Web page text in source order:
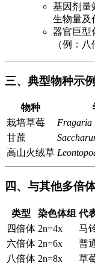
基因剂量
生物量及
器官巨型
（例：
三、典型物种示例
物种
栽培草莓
Fragaria
甘蔗
高山火绒草
四、与其他多倍
类型 染色体组 代
四倍体 2n=4x 马
六倍体 2n=6x 普
八倍体 2n=8x 草